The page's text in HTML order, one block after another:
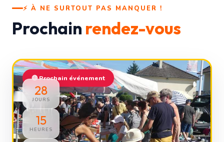
⚡ À NE SURTOUT PAS MANQUER !
Prochain rendez-vous
🔴 Prochain événement
28
JOURS
15
HEURES